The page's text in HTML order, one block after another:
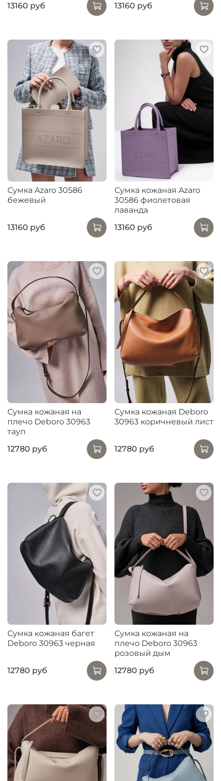
13160 руб
13160 руб
Сумка Azaro 30586
бежевый
13160 руб
Сумка кожаная Azaro
30586 фиолетовая
лаванда
13160 руб
Сумка кожаная на
плечо Deboro 30963
тауп
12780 руб
Сумка кожаная Deboro
30963 коричневый лист
12780 руб
Сумка кожаная багет
Deboro 30963 черная
12780 руб
Сумка кожаная на
плечо Deboro 30963
розовый дым
12780 руб